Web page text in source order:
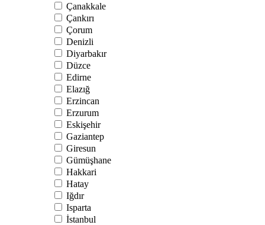
Çanakkale
Çankırı
Çorum
Denizli
Diyarbakır
Düzce
Edirne
Elazığ
Erzincan
Erzurum
Eskişehir
Gaziantep
Giresun
Gümüşhane
Hakkari
Hatay
Iğdır
Isparta
İstanbul